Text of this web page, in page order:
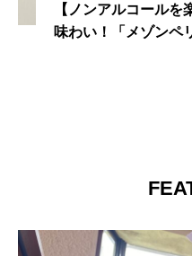
【ノンアルコール
味わい！「メゾンペ